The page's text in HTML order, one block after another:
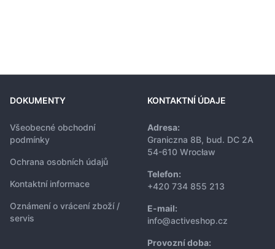
DOKUMENTY
Všeobecné obchodní
podmínky
Ochrana osobních údajů
Kontaktní informace
Oznámení o vrácení zboží /
servis
KONTAKTNÍ ÚDAJE
Adresa:
Graniczna 8B, bud. DC 2A
54-610 Wrocław
Telefon:
+420 734 855 213
E-mail:
info@activeshop.cz
Provozní doba: